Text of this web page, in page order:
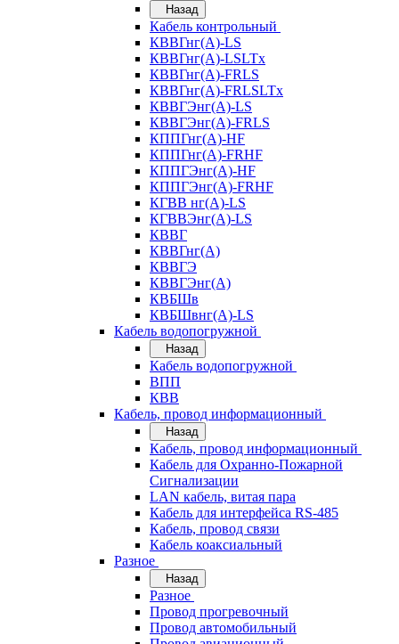
Назад
Кабель контрольный
КВВГнг(А)-LS
КВВГнг(А)-LSLTx
КВВГнг(А)-FRLS
КВВГнг(А)-FRLSLTx
КВВГЭнг(А)-LS
КВВГЭнг(А)-FRLS
КППГнг(А)-HF
КППГнг(А)-FRHF
КППГЭнг(А)-HF
КППГЭнг(А)-FRHF
КГВВ нг(А)-LS
КГВВЭнг(А)-LS
КВВГ
КВВГнг(А)
КВВГЭ
КВВГЭнг(А)
КВБШв
КВБШвнг(А)-LS
Кабель водопогружной
Назад
Кабель водопогружной
ВПП
КВВ
Кабель, провод информационный
Назад
Кабель, провод информационный
Кабель для Охранно-Пожарной
Сигнализации
LAN кабель, витая пара
Кабель для интерфейса RS-485
Кабель, провод связи
Кабель коаксиальный
Разное
Назад
Разное
Провод прогревочный
Провод автомобильный